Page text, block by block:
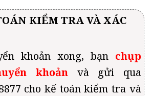
KIỂM TRA VÀ XÁC
khoản xong, bạn chụp
khoản và gửi qua
cho kế toán kiểm tra và